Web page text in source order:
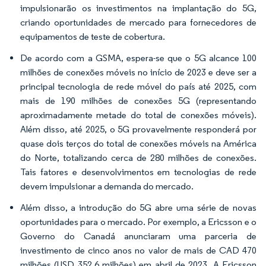
impulsionarão os investimentos na implantação do 5G,
criando oportunidades de mercado para fornecedores de
equipamentos de teste de cobertura.
De acordo com a GSMA, espera-se que o 5G alcance 100
milhões de conexões móveis no início de 2023 e deve ser a
principal tecnologia de rede móvel do país até 2025, com
mais de 190 milhões de conexões 5G (representando
aproximadamente metade do total de conexões móveis).
Além disso, até 2025, o 5G provavelmente responderá por
quase dois terços do total de conexões móveis na América
do Norte, totalizando cerca de 280 milhões de conexões.
Tais fatores e desenvolvimentos em tecnologias de rede
devem impulsionar a demanda do mercado.
Além disso, a introdução do 5G abre uma série de novas
oportunidades para o mercado. Por exemplo, a Ericsson e o
Governo do Canadá anunciaram uma parceria de
investimento de cinco anos no valor de mais de CAD 470